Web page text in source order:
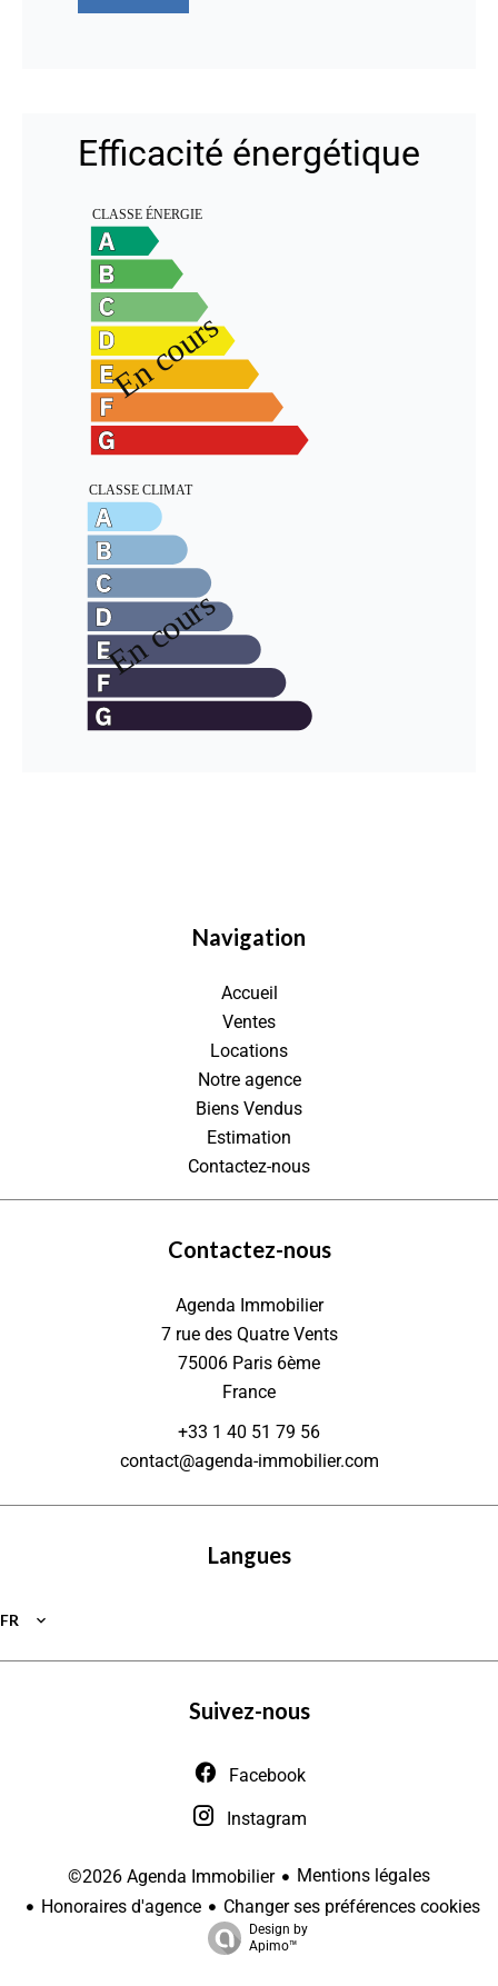
Efficacité énergétique
Navigation
Accueil
Ventes
Locations
Notre agence
Biens Vendus
Estimation
Contactez-nous
Contactez-nous
Agenda Immobilier
7 rue des Quatre Vents
75006 Paris 6ème
France
+33 1 40 51 79 56
contact@agenda-immobilier.com
Langues
FR
Suivez-nous
Facebook
Instagram
©2026 Agenda Immobilier
Mentions légales
Honoraires d'agence
Changer ses préférences cookies
Design by
Apimo™